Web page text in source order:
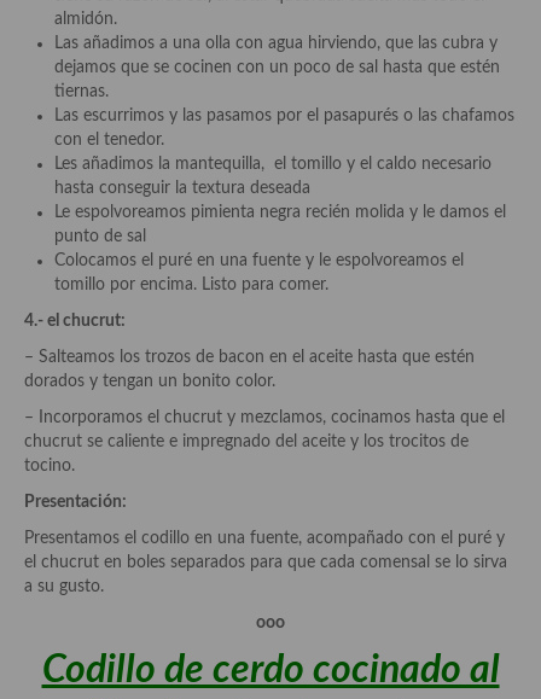
Cocina Castellana
Cocina Castilla – La Mancha
Cocina Catalana
Cocina Extremeña
Cocina Gallega
Cocina Madrileña
Cocina Murciana
Cocina Riojana
Cocina Valenciana
Cocina Europea
Cocina Alemana
Cocina Belga
almidón.
Las añadimos a una olla con agua hirviendo, que las cubra y
dejamos que se cocinen con un poco de sal hasta que estén
tiernas.
Las escurrimos y las pasamos por el pasapurés o las chafamos
con el tenedor.
Les añadimos la mantequilla, el tomillo y el caldo necesario
hasta conseguir la textura deseada
Le espolvoreamos pimienta negra recién molida y le damos el
punto de sal
Colocamos el puré en una fuente y le espolvoreamos el
tomillo por encima. Listo para comer.
4.- el chucrut:
– Salteamos los trozos de bacon en el aceite hasta que estén
dorados y tengan un bonito color.
– Incorporamos el chucrut y mezclamos, cocinamos hasta que el
chucrut se caliente e impregnado del aceite y los trocitos de
tocino.
Presentación:
Presentamos el codillo en una fuente, acompañado con el puré y
el chucrut en boles separados para que cada comensal se lo sirva
a su gusto.
ooo
Codillo de cerdo cocinado al